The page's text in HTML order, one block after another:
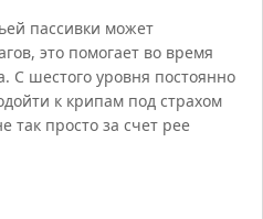
пассивки может
это помогает во время
С шестого уровня постоянно
к крипам под страхом
так просто за счет рее